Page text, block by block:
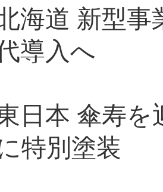
海道 新型
導入へ
日本 傘寿
特別塗装